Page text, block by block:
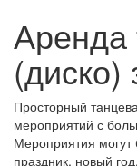
Аренда
(диско)
Просторный
мероприятий с
Мероприятия
праздник, новый